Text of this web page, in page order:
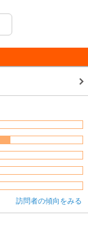
訪問者の傾向をみる